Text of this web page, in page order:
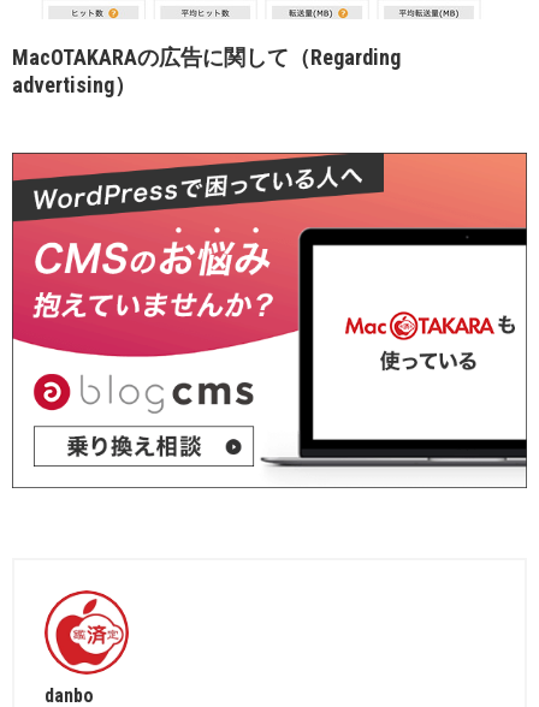
MacOTAKARAの広告に関して（Regarding
advertising）
danbo